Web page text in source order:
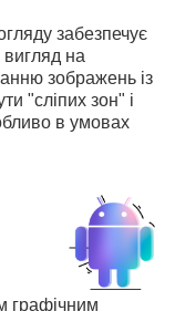
забезпечує
вигляд на
зображень із
"сліпих зон" і
в умовах
графічним